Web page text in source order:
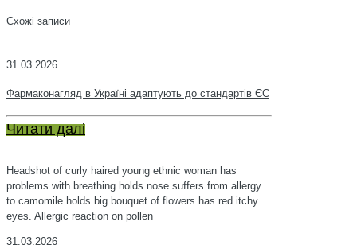
Схожі записи
31.03.2026
Фармаконагляд в Україні адаптують до стандартів ЄС
Читати далі
Headshot of curly haired young ethnic woman has
problems with breathing holds nose suffers from allergy
to camomile holds big bouquet of flowers has red itchy
eyes. Allergic reaction on pollen
31.03.2026